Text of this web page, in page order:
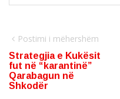
Postimi i mëhershëm
Strategjia e Kukësit
fut në “karantinë”
Qarabagun në
Shkodër